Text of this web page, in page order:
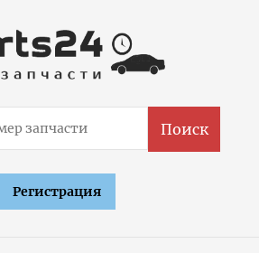
Поиск
Регистрация